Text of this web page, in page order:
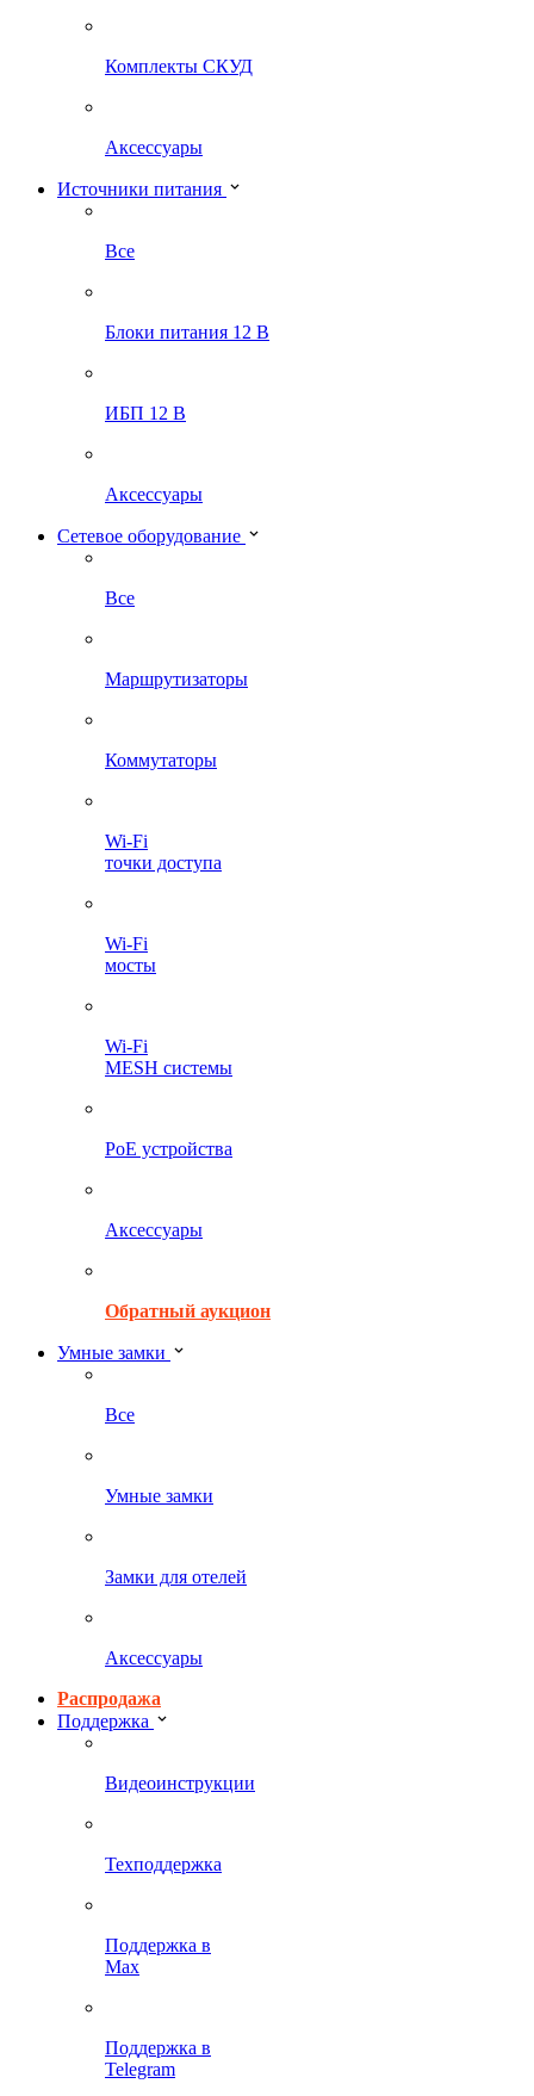
Комплекты СКУД
Аксессуары
Источники питания
Все
Блоки питания 12 В
ИБП 12 В
Аксессуары
Сетевое оборудование
Все
Маршрутизаторы
Коммутаторы
Wi-Fi
точки доступа
Wi-Fi
мосты
Wi-Fi
MESH системы
PoE устройства
Аксессуары
Обратный аукцион
Умные замки
Все
Умные замки
Замки для отелей
Аксессуары
Распродажа
Поддержка
Видеоинструкции
Техподдержка
Поддержка в
Max
Поддержка в
Telegram